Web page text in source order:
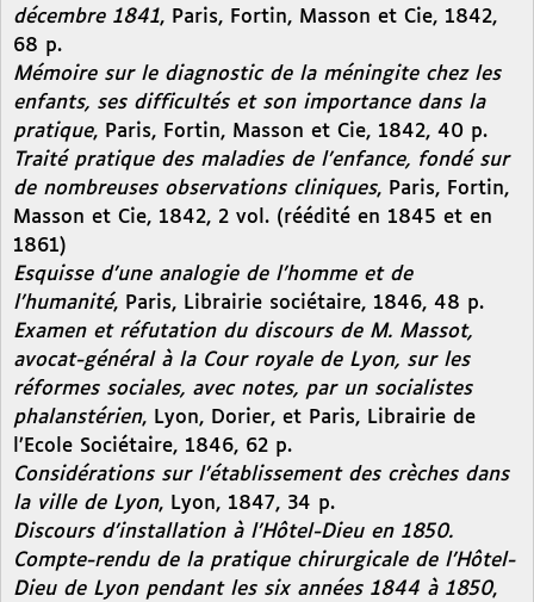
décembre 1841, Paris, Fortin, Masson et Cie, 1842,
68 p.
Mémoire sur le diagnostic de la méningite chez les
enfants, ses difficultés et son importance dans la
pratique, Paris, Fortin, Masson et Cie, 1842, 40 p.
Traité pratique des maladies de l’enfance, fondé sur
de nombreuses observations cliniques, Paris, Fortin,
Masson et Cie, 1842, 2 vol. (réédité en 1845 et en
1861)
Esquisse d’une analogie de l’homme et de
l’humanité, Paris, Librairie sociétaire, 1846, 48 p.
Examen et réfutation du discours de M. Massot,
avocat-général à la Cour royale de Lyon, sur les
réformes sociales, avec notes, par un socialistes
phalanstérien, Lyon, Dorier, et Paris, Librairie de
l’Ecole Sociétaire, 1846, 62 p.
Considérations sur l’établissement des crèches dans
la ville de Lyon, Lyon, 1847, 34 p.
Discours d’installation à l’Hôtel-Dieu en 1850.
Compte-rendu de la pratique chirurgicale de l’Hôtel-
Dieu de Lyon pendant les six années 1844 à 1850,